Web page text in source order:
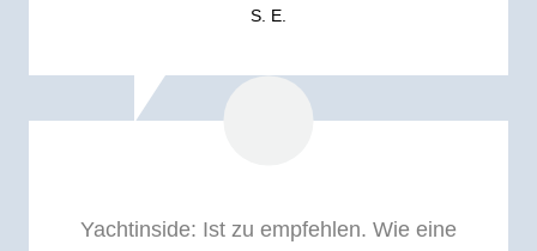
S. E.
Yachtinside: Ist zu empfehlen. Wie eine